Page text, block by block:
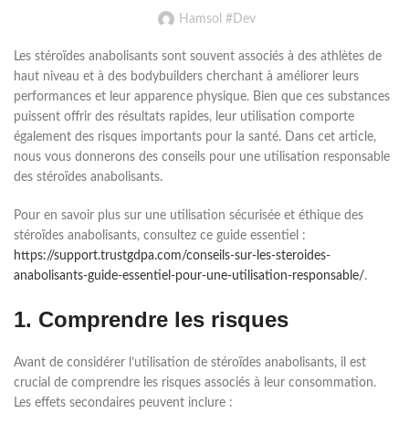
Hamsol #Dev
Les stéroïdes anabolisants sont souvent associés à des athlètes de
haut niveau et à des bodybuilders cherchant à améliorer leurs
performances et leur apparence physique. Bien que ces substances
puissent offrir des résultats rapides, leur utilisation comporte
également des risques importants pour la santé. Dans cet article,
nous vous donnerons des conseils pour une utilisation responsable
des stéroïdes anabolisants.
Pour en savoir plus sur une utilisation sécurisée et éthique des
stéroïdes anabolisants, consultez ce guide essentiel :
https://support.trustgdpa.com/conseils-sur-les-steroides-
anabolisants-guide-essentiel-pour-une-utilisation-responsable/.
1. Comprendre les risques
Avant de considérer l’utilisation de stéroïdes anabolisants, il est
crucial de comprendre les risques associés à leur consommation.
Les effets secondaires peuvent inclure :